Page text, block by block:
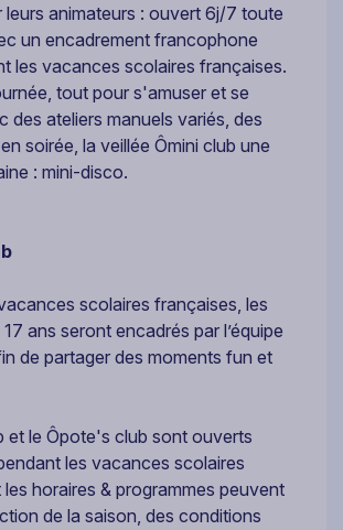
leurs animateurs : ouvert 6j/7 toute
un encadrement francophone
les vacances scolaires françaises.
tout pour s'amuser et se
des ateliers manuels variés, des
soirée, la veillée Ômini club une
: mini-disco.
scolaires françaises, les
ans seront encadrés par l’équipe
de partager des moments fun et
et le Ôpote's club sont ouverts
les vacances scolaires
horaires & programmes peuvent
de la saison, des conditions